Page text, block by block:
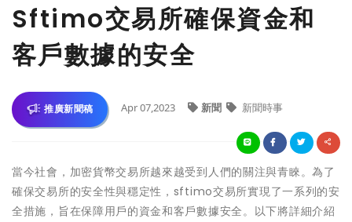
Sftimo交易所確保資金和
客戶數據的安全
推廣新聞稿 Apr 07,2023 新聞 新聞時事
當今社會，加密貨幣交易所越來越受到人們的關注與青睞。為了
確保交易所的安全性與穩定性，sftimo交易所實現了一系列的安
全措施，旨在保障用戶的資金和客戶數據安全。以下將詳細介紹